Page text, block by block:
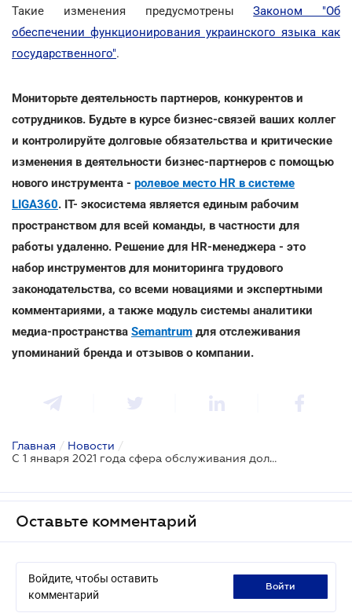
Такие изменения предусмотреныЗаконом "Об
обеспечении функционирования украинского языка как
государственного".
Мониторьте деятельность партнеров, конкурентов и
сотрудников. Будьте в курсе бизнес-связей ваших коллег
и контролируйте долговые обязательства и критические
изменения в деятельности бизнес-партнеров с помощью
нового инструмента - ролевое место HR в системе
LIGA360. IT- экосистема является единым рабочим
пространством для всей команды, в частности для
работы удаленно. Решение для HR-менеджера - это
набор инструментов для мониторинга трудового
законодательства, со всеми новациями и экспертными
комментариями, а также модуль системы аналитики
медиа-пространства Semantrum для отслеживания
упоминаний бренда и отзывов о компании.
Главная / Новости /
C 1 января 2021 года сфера обслуживания должна перейти на государственный язык
Оставьте комментарий
Войдите, чтобы оставить
комментарий
войти